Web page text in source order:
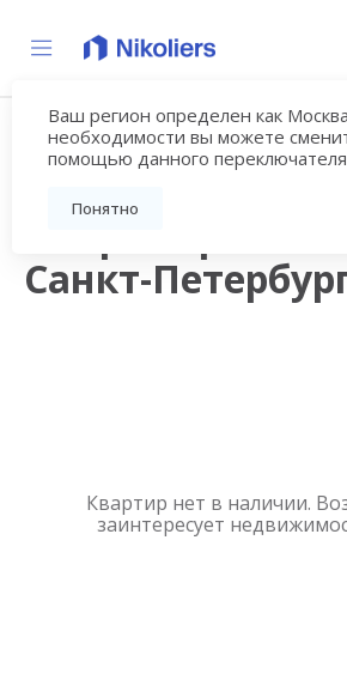
Ваш регион определен как
необходимости вы можете
помощью данного
Понятно
Продажа
новостройках
Санкт-
Квартир нет в наличии.
заинтересует